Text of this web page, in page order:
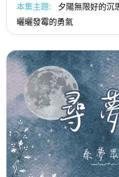
本集主題:
夕陽無限好的沉
曬曬發霉的勇氣